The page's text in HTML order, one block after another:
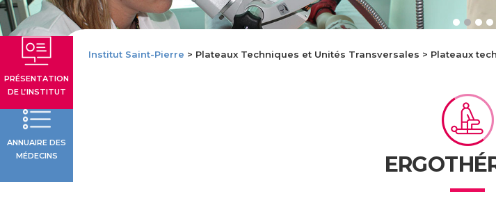
PRÉSENTATION
DE L’INSTITUT
ANNUAIRE DES
MÉDECINS
Institut Saint-Pierre > Plateaux Techniques et Unités Transversales > Plateaux